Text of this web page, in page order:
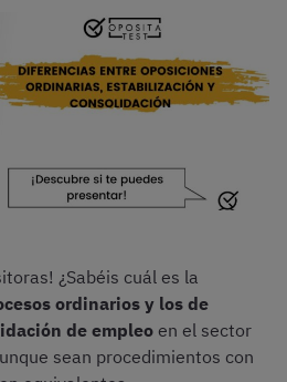
¿Sabéis cuál es la
ordinarios y los de
de empleo en el sector
sean procedimientos con